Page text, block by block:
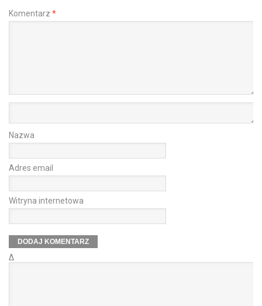
Komentarz *
Nazwa
Adres email
Witryna internetowa
Δ